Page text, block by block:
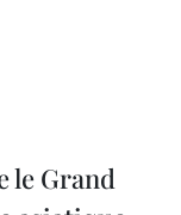
le Grand